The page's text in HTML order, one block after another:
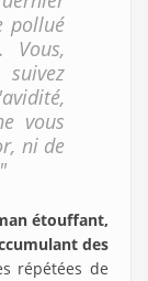
pollué
Vous,
vous
ni de
étouffant,
des
répétées de